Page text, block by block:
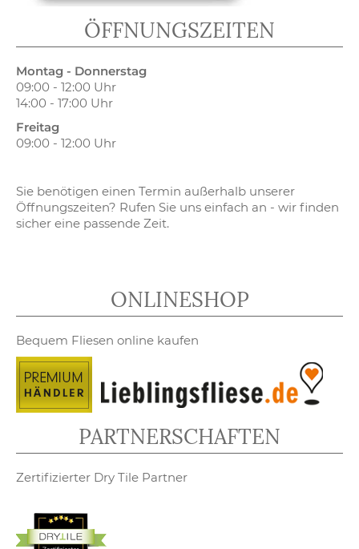
ÖFFNUNGSZEITEN
Montag - Donnerstag
09:00 - 12:00 Uhr
14:00 - 17:00 Uhr
Freitag
09:00 - 12:00 Uhr
Sie benötigen einen Termin außerhalb unserer
Öffnungszeiten? Rufen Sie uns einfach an - wir finden
sicher eine passende Zeit.
ONLINESHOP
Bequem Fliesen online kaufen
PARTNERSCHAFTEN
Zertifizierter Dry Tile Partner